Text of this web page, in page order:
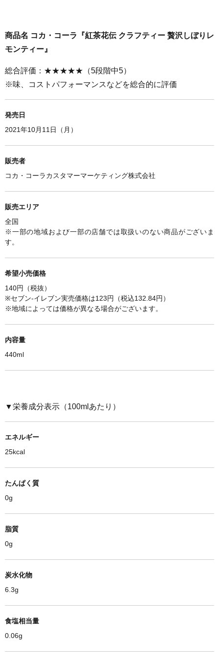
商品名 コカ・コーラ『紅茶花伝 クラフティー 贅沢しぼりレ
モンティー』
総合評価：★★★★★（5段階中5）
※味、コストパフォーマンスなどを総合的に評価
発売日
2021年10月11日（月）
販売者
コカ・コーラカスタマーマーケティング株式会社
販売エリア
全国
※一部の地域および一部の店舗では取扱いのない商品がございま
す。
希望小売価格
140円（税抜）
※セブン-イレブン実売価格は123円（税込132.84円）
※地域によっては価格が異なる場合がございます。
内容量
440ml
▼栄養成分表示（100mlあたり）
エネルギー
25kcal
たんぱく質
0g
脂質
0g
炭水化物
6.3g
食塩相当量
0.06g